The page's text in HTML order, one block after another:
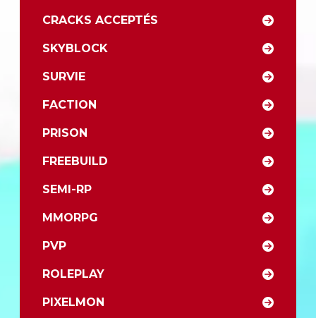
CRACKS ACCEPTÉS
SKYBLOCK
SURVIE
FACTION
PRISON
FREEBUILD
SEMI-RP
MMORPG
PVP
ROLEPLAY
PIXELMON